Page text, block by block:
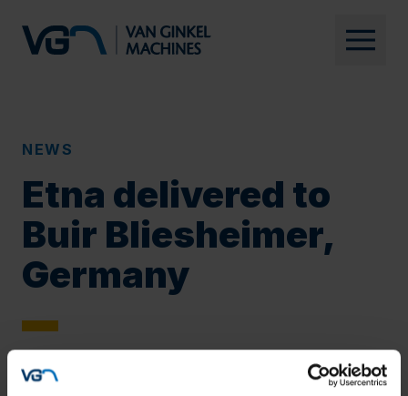
NEWS
Etna delivered to
Buir Bliesheimer,
Germany